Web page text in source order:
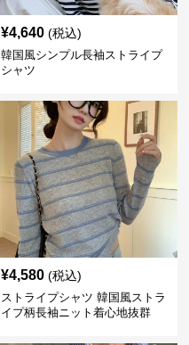
¥4,640 (税込)
韓国風シンプル長袖ストライプ
シャツ
¥4,580 (税込)
ストライプシャツ 韓国風ストラ
イプ柄長袖ニット着心地抜群